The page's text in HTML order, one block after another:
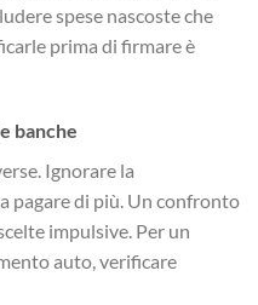
spese nascoste che
prima di firmare è
banche
Ignorare la
pagare di più. Un confronto
impulsive. Per un
auto, verificare